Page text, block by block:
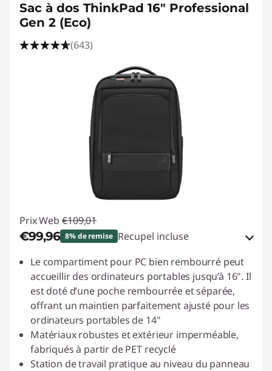
Sac à dos ThinkPad 16" Professional
Gen 2 (Eco)
(643)
Prix Web €109,01
€99,96 8% de remise Recupel incluse
Bons de réduction en ligne :-€9,05
Code de réduction :ACC‑SAVE
Le compartiment pour PC bien rembourré peut
accueillir des ordinateurs portables jusqu’à 16". Il
est doté d’une poche rembourrée et séparée,
offrant un maintien parfaitement ajusté pour les
ordinateurs portables de 14"
Matériaux robustes et extérieur imperméable,
fabriqués à partir de PET recyclé
Station de travail pratique au niveau du panneau